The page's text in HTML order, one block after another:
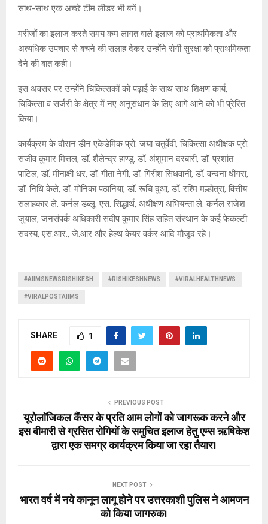
साथ-साथ एक अच्छे टीम लीडर भी बनें।
मरीजों का इलाज करते समय कम लागत वाले इलाज को प्राथमिकता और
अत्यधिक उपचार से बचने की सलाह देकर उन्होंने रोगी सुरक्षा को प्राथमिकता
देने की बात कही।
इस अवसर पर उन्होंने चिकित्सकों को पढ़ाई के साथ साथ शिक्षण कार्य,
चिकित्सा व सर्जरी के क्षेत्र में नए अनुसंधान के लिए आगे आने को भी प्रेरित
किया।
कार्यक्रम के दौरान डीन एकेडेमिक प्रो. जया चतुर्वेदी, चिकित्सा अधीक्षक प्रो.
संजीव कुमार मित्तल, डाॅ. शैलेन्द्र हाण्डू, डाॅ. अंशुमान दरबारी, डाॅ. प्रशांत
पाटिल, डाॅ. मीनाक्षी धर, डाॅ. गीता नेगी, डाॅ. गिरीश सिंधवानी, डाॅ. वन्दना धींगरा,
डाॅ. निधि केले, डाॅ. मोनिका पठानिया, डाॅ. रूचि दुआ, डाॅ. रश्मि मल्होत्रा, वित्तीय
सलाहकार ले. कर्नल डब्लू. एस. सिद्धार्थ, अधीक्षण अभियन्ता ले. कर्नल राजेश
जुयाल, जनसंपर्क अधिकारी संदीप कुमार सिंह सहित संस्थान के कई फेकल्टी
सदस्य, एस.आर., जे.आर और हेल्थ केयर वर्कर आदि मौजूद रहे।
#AIIMSNEWSRISHIKESH #RISHIKESHNEWS #VIRALHEALTHNEWS
#VIRALPOSTAIIMS
SHARE 1
PREVIOUS POST
यूरोलाॅजिकल कैंसर के प्रति आम लोगों को जागरूक करने और
इस बीमारी से ग्रसित रोगियों के समुचित इलाज हेतु एम्स ऋषिकेश
द्वारा एक समग्र कार्यक्रम किया जा रहा तैयार।
NEXT POST
भारत वर्ष में नये कानून लागू होने पर उत्तरकाशी पुलिस ने आमजन
को किया जागरुक।